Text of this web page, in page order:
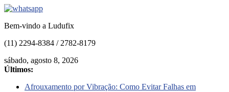
Bem-vindo a Ludufix
(11) 2294-8384 / 2782-8179
sábado, agosto 8, 2026
Últimos:
Afrouxamento por Vibração: Como Evitar Falhas em